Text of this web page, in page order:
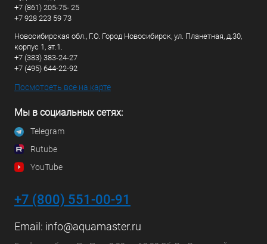
+7 (861) 205-75- 25
+7 928 223 59 73
Новосибирская обл., Г.О. Город Новосибирск, ул. Планетная, д.30,
корпус 1, эт.1.
+7 (383) 383-24-27
+7 (495) 644-22-92
Посмотреть все на карте
Мы в социальных сетях:
Telegram
Rutube
YouTube
+7 (800) 551-00-91
Email: info@aquamaster.ru